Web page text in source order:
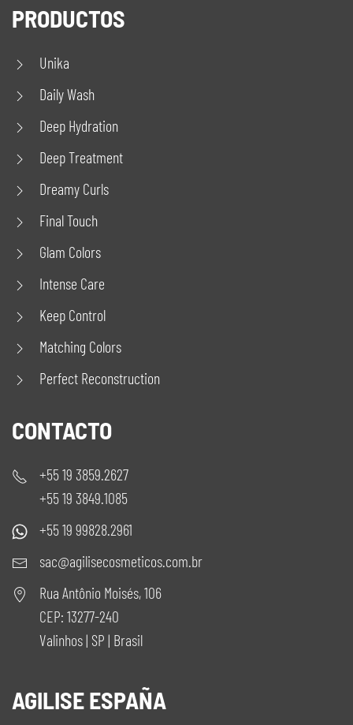
PRODUCTOS
Unika
Daily Wash
Deep Hydration
Deep Treatment
Dreamy Curls
Final Touch
Glam Colors
Intense Care
Keep Control
Matching Colors
Perfect Reconstruction
CONTACTO
+55 19 3859.2627
+55 19 3849.1085
+55 19 99828.2961
sac@agilisecosmeticos.com.br
Rua Antônio Moisés, 106
CEP: 13277-240
Valinhos | SP | Brasil
AGILISE ESPAÑA